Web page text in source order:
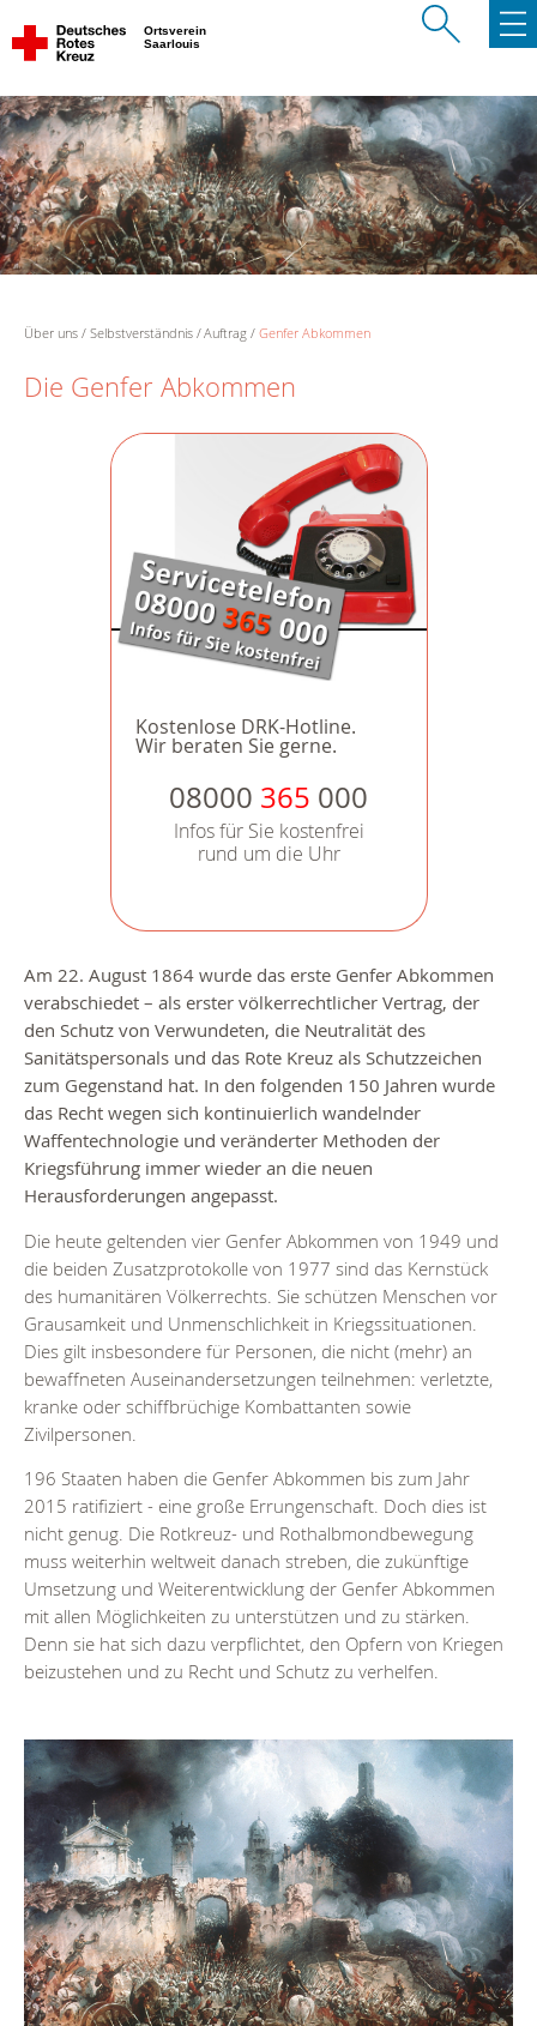
Ortsverein
Saarlouis
Über uns Selbstverständnis Auftrag Genfer Abkommen
Die Genfer Abkommen
Kostenlose DRK-Hotline.
Wir beraten Sie gerne.
08000 365 000
Infos für Sie kostenfrei
rund um die Uhr
Am 22. August 1864 wurde das erste Genfer Abkommen
verabschiedet – als erster völkerrechtlicher Vertrag, der
den Schutz von Verwundeten, die Neutralität des
Sanitätspersonals und das Rote Kreuz als Schutzzeichen
zum Gegenstand hat. In den folgenden 150 Jahren wurde
das Recht wegen sich kontinuierlich wandelnder
Waffentechnologie und veränderter Methoden der
Kriegsführung immer wieder an die neuen
Herausforderungen angepasst.
Die heute geltenden vier Genfer Abkommen von 1949 und
die beiden Zusatzprotokolle von 1977 sind das Kernstück
des humanitären Völkerrechts. Sie schützen Menschen vor
Grausamkeit und Unmenschlichkeit in Kriegssituationen.
Dies gilt insbesondere für Personen, die nicht (mehr) an
bewaffneten Auseinandersetzungen teilnehmen: verletzte,
kranke oder schiffbrüchige Kombattanten sowie
Zivilpersonen.
196 Staaten haben die Genfer Abkommen bis zum Jahr
2015 ratifiziert - eine große Errungenschaft. Doch dies ist
nicht genug. Die Rotkreuz- und Rothalbmondbewegung
muss weiterhin weltweit danach streben, die zukünftige
Umsetzung und Weiterentwicklung der Genfer Abkommen
mit allen Möglichkeiten zu unterstützen und zu stärken.
Denn sie hat sich dazu verpflichtet, den Opfern von Kriegen
beizustehen und zu Recht und Schutz zu verhelfen.